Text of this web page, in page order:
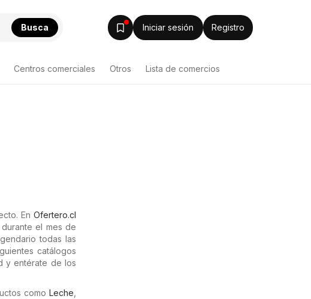
Busca Iniciar sesión Registro
Centros comerciales Otros Lista de comercios
En Ofertero.cl
el mes de
todas las
catálogos
y entérate de los
como Leche